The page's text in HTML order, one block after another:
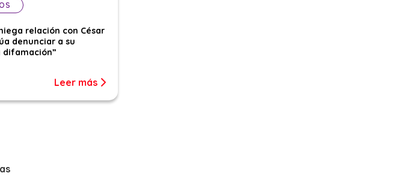
relación con César
denunciar a su
difamación”
Leer más